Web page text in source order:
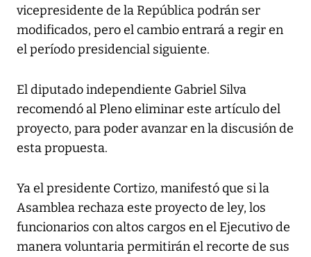
vicepresidente de la República podrán ser
modificados, pero el cambio entrará a regir en
el período presidencial siguiente.
El diputado independiente Gabriel Silva
recomendó al Pleno eliminar este artículo del
proyecto, para poder avanzar en la discusión de
esta propuesta.
Ya el presidente Cortizo, manifestó que si la
Asamblea rechaza este proyecto de ley, los
funcionarios con altos cargos en el Ejecutivo de
manera voluntaria permitirán el recorte de sus